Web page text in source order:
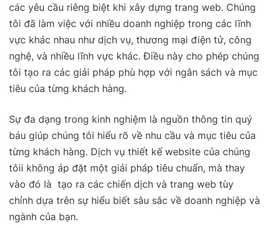
các yêu cầu riêng biệt khi xây dựng trang web. Chúng
tôi đã làm việc với nhiều doanh nghiệp trong các lĩnh
vực khác nhau như dịch vụ, thương mại điện tử, công
nghệ, và nhiều lĩnh vực khác. Điều này cho phép chúng
tôi tạo ra các giải pháp phù hợp với ngân sách và mục
tiêu của từng khách hàng.
Sự đa dạng trong kinh nghiệm là nguồn thông tin quý
báu giúp chúng tôi hiểu rõ về nhu cầu và mục tiêu của
từng khách hàng. Dịch vụ thiết kế website của chúng
tôii không áp đặt một giải pháp tiêu chuẩn, mà thay
vào đó là tạo ra các chiến dịch và trang web tùy
chỉnh dựa trên sự hiểu biết sâu sắc về doanh nghiệp và
ngành của bạn.